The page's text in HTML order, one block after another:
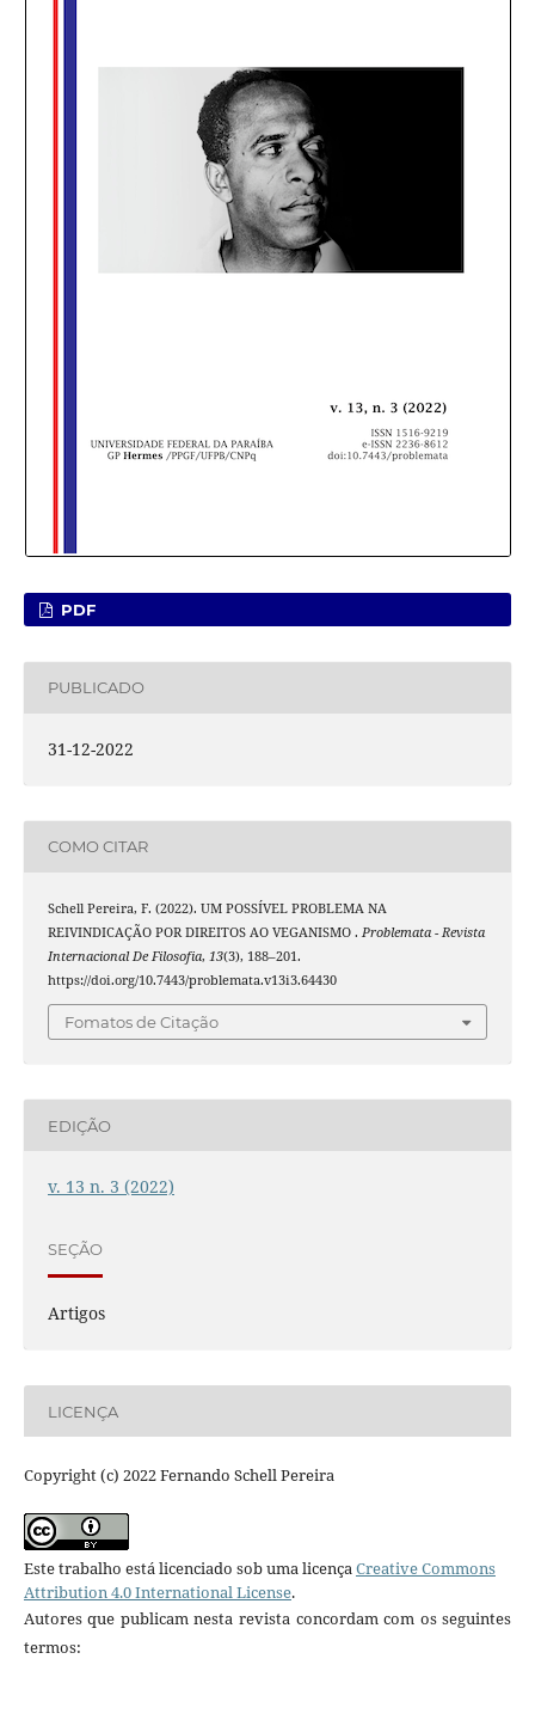
PDF
PUBLICADO
31-12-2022
COMO CITAR
Schell Pereira, F. (2022). UM POSSÍVEL PROBLEMA NA
REIVINDICAÇÃO POR DIREITOS AO VEGANISMO . Problemata - Revista
Internacional De Filosofia, 13(3), 188–201.
https://doi.org/10.7443/problemata.v13i3.64430
Fomatos de Citação
EDIÇÃO
v. 13 n. 3 (2022)
SEÇÃO
Artigos
LICENÇA
Copyright (c) 2022 Fernando Schell Pereira
Este trabalho está licenciado sob uma licençaCreative Commons
Attribution 4.0 International License.
Autores que publicam nesta revista concordam com os seguintes
termos: